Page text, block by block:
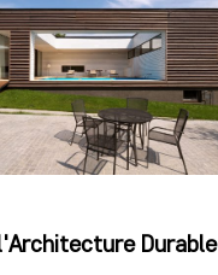
Durable